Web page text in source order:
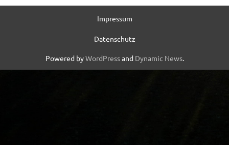
Impressum
Datenschutz
Powered byWordPressand Dynamic News.